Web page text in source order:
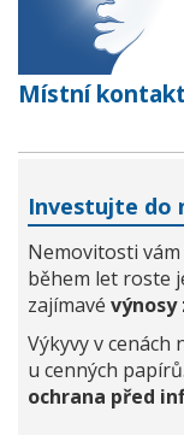
Místní
Investujte do
Nemovitosti
během let roste
zajímavé výnosy
Výkyvy v
u cenných
ochrana před